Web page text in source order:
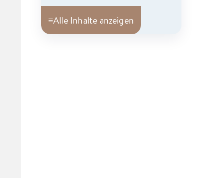
≡Alle Inhalte anzeigen